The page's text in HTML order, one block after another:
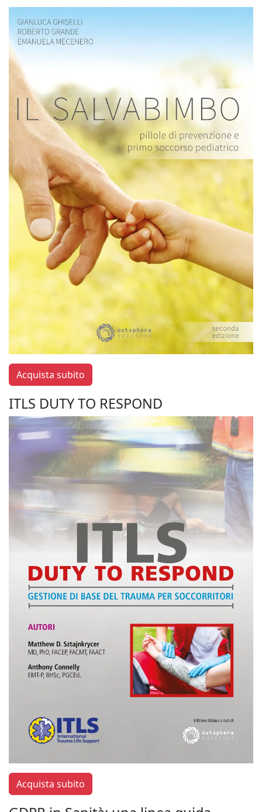
Acquista subito
ITLS DUTY TO RESPOND
Acquista subito